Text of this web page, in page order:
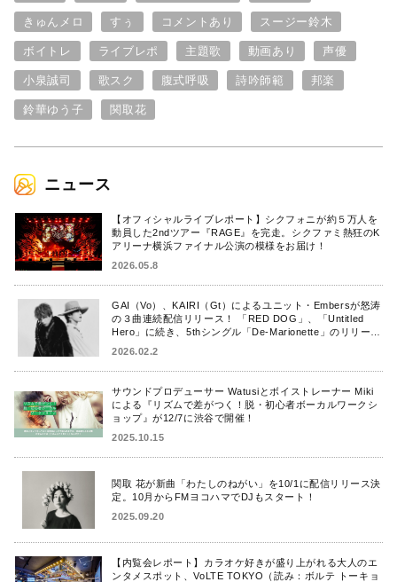
きゅんメロ すぅ コメントあり スージー鈴木
ボイトレ ライブレポ 主題歌 動画あり 声優
小泉誠司 歌スク 腹式呼吸 詩吟師範 邦楽
鈴華ゆう子 関取花
ニュース
【オフィシャルライブレポート】シクフォニが約５万人を
動員した2ndツアー『RAGE』を完走。シクファミ熱狂のK
アリーナ横浜ファイナル公演の模様をお届け！
2026.05.8
GAI（Vo）、KAIRI（Gt）によるユニット・Embersが怒涛
の３曲連続配信リリース！ 「RED DOG」、「Untitled
Hero」に続き、5thシングル「De-Marionette」のリリース
2026.02.2
サウンドプロデューサー Watusiとボイストレーナー Miki
による『リズムで差がつく！脱・初心者ボーカルワークシ
ョップ』が12/7に渋谷で開催！
2025.10.15
関取 花が新曲「わたしのねがい」を10/1に配信リリース決
定。10月からFMヨコハマでDJもスタート！
2025.09.20
【内覧会レポート】カラオケ好きが盛り上がれる大人のエ
ンタメスポット、VoLTE TOKYO（読み：ボルテ トーキョ